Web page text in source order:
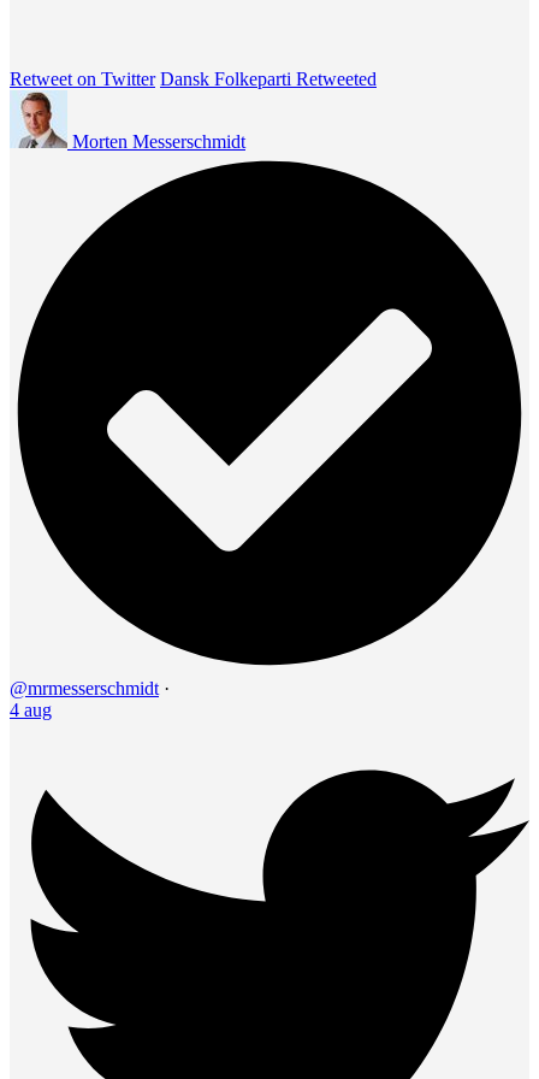
Retweet on Twitter Dansk Folkeparti Retweeted
Morten Messerschmidt
@mrmesserschmidt ·
4 aug